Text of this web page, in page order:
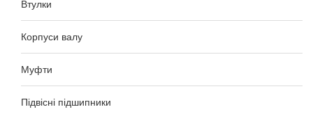
Втулки
Корпуси валу
Муфти
Підвісні підшипники